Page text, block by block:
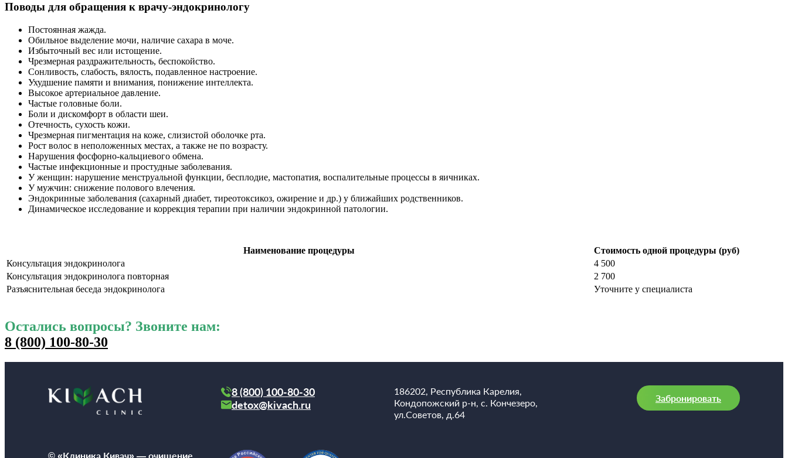
Поводы для обращения к врачу-эндокринологу
Постоянная жажда.
Обильное выделение мочи, наличие сахара в моче.
Избыточный вес или истощение.
Чрезмерная раздражительность, беспокойство.
Сонливость, слабость, вялость, подавленное настроение.
Ухудшение памяти и внимания, понижение интеллекта.
Высокое артериальное давление.
Частые головные боли.
Боли и дискомфорт в области шеи.
Отечность, сухость кожи.
Чрезмерная пигментация на коже, слизистой оболочке рта.
Рост волос в неположенных местах, а также не по возрасту.
Нарушения фосфорно-кальциевого обмена.
Частые инфекционные и простудные заболевания.
У женщин: нарушение менструальной функции, бесплодие, мастопатия, воспалительные процессы в яичниках.
У мужчин: снижение полового влечения.
Эндокринные заболевания (сахарный диабет, тиреотоксикоз, ожирение и др.) у ближайших родственников.
Динамическое исследование и коррекция терапии при наличии эндокринной патологии.
Наименование процедуры
Стоимость одной процедуры (руб)
Консультация эндокринолога
4 500
Консультация эндокринолога повторная
2 700
Разъяснительная беседа эндокринолога
Уточните у специалиста
Остались вопросы? Звоните нам:
8 (800) 100-80-30
8 (800) 100-80-30
detox@kivach.ru
186202, Республика Карелия,
Кондопожский р-н, с. Кончезеро,
ул.Советов, д.64
Забронировать
© «Клиника Кивач» — очищение